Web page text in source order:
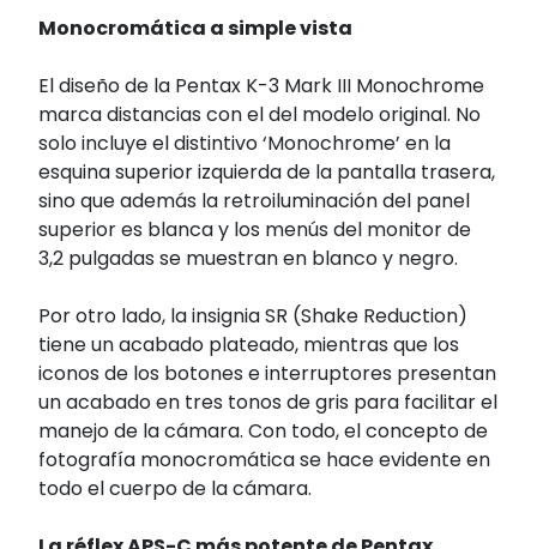
Monocromática a simple vista
El diseño de la Pentax K-3 Mark III Monochrome
marca distancias con el del modelo original. No
solo incluye el distintivo ‘Monochrome’ en la
esquina superior izquierda de la pantalla trasera,
sino que además la retroiluminación del panel
superior es blanca y los menús del monitor de
3,2 pulgadas se muestran en blanco y negro.
Por otro lado, la insignia SR (Shake Reduction)
tiene un acabado plateado, mientras que los
iconos de los botones e interruptores presentan
un acabado en tres tonos de gris para facilitar el
manejo de la cámara. Con todo, el concepto de
fotografía monocromática se hace evidente en
todo el cuerpo de la cámara.